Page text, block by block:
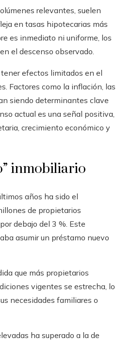
relevantes, suelen
en tasas hipotecarias más
es inmediato ni uniforme, los
el descenso observado.
efectos limitados en el
Factores como la inflación, las
siendo determinantes clave
actual es una señal positiva,
crecimiento económico y
inmobiliario
años ha sido el
de propietarios
debajo del 3 %. Este
asumir un préstamo nuevo
que más propietarios
vigentes se estrecha, lo
necesidades familiares o
ha superado a la de